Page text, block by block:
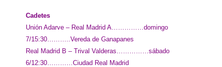
Cadetes
Unión Adarve – Real Madrid A……………domingo
7/15:30………..Vereda de Ganapanes
Real Madrid B – Trival Valderas……………sábado
6/12:30…………Ciudad Real Madrid